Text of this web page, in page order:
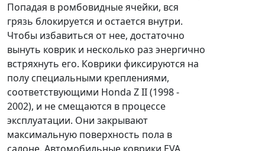
Попадая в ромбовидные ячейки, вся
грязь блокируется и остается внутри.
Чтобы избавиться от нее, достаточно
вынуть коврик и несколько раз энергично
встряхнуть его. Коврики фиксируются на
полу специальными креплениями,
соответствующими Honda Z II (1998 -
2002), и не смещаются в процессе
эксплуатации. Они закрывают
максимальную поверхность пола в